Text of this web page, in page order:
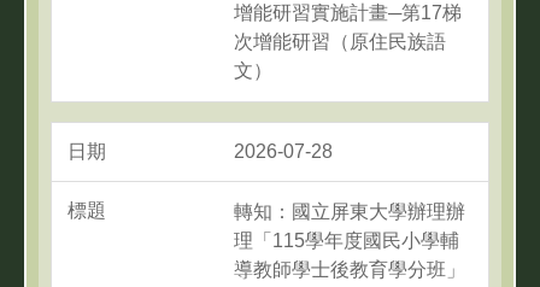
增能研習實施計畫─第17梯
次增能研習（原住民族語
文）
2026-07-28
轉知：國立屏東大學辦理辦
理「115學年度國民小學輔
導教師學士後教育學分班」